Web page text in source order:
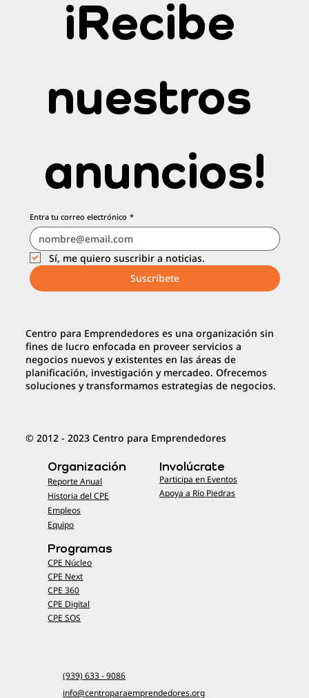
¡Recibe
nuestros
anuncios!
Entra tu correo electrónico *
Sí, me quiero suscribir a noticias.
Suscríbete
Centro para Emprendedores es una organización sin
fines de lucro enfocada en proveer servicios a
negocios nuevos y existentes en las áreas de
planificación, investigación y mercadeo. Ofrecemos
soluciones y transformamos estrategias de negocios.
© 2012 - 2023 Centro para Emprendedores
Involúcrate
Participa en Eventos
Apoya a Río Piedras
info@centroparaemprendedores.org
(939) 633 - 9086
Programas
CPE Núcleo
CPE Next
CPE 360
CPE Digital
CPE SOS
Equipo
Empleos
Historia del CPE
Reporte Anual
Organización